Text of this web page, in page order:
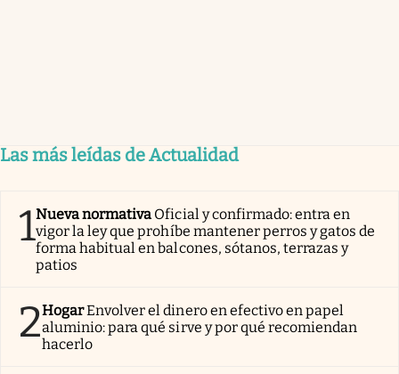
Las más leídas de Actualidad
1Nueva normativa Oficial y confirmado: entra en
vigor la ley que prohíbe mantener perros y gatos de
forma habitual en balcones, sótanos, terrazas y
patios
2HogarEnvolver el dinero en efectivo en papel
aluminio: para qué sirve y por qué recomiendan
hacerlo